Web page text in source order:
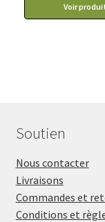
Voir
Soutien
Nous contacter
Livraisons
Commandes et
Conditions et